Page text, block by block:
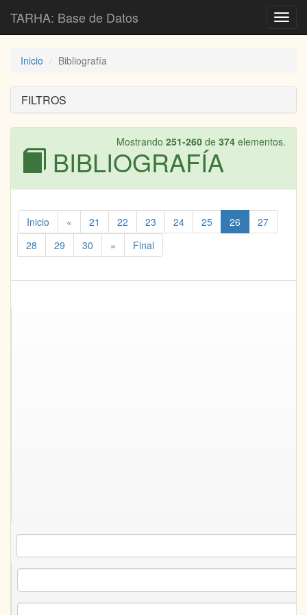
TARHA: Base de Datos
Inicio Bibliografía
FILTROS
Mostrando 251-260 de 374 elementos.
BIBLIOGRAFÍA
Inicio « 21 22 23 24 25 26
27
28
29 30 » Final